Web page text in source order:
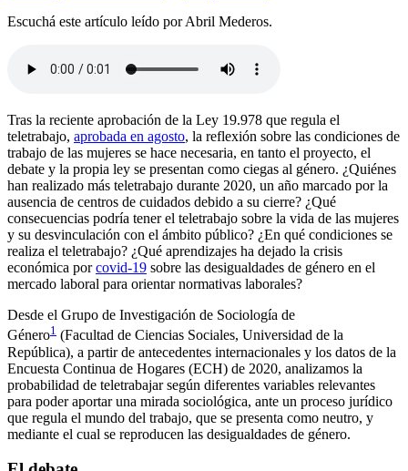
Escuchá este artículo leído por Abril Mederos.
Tras la reciente aprobación de la Ley 19.978 que regula el
teletrabajo, aprobada en agosto, la reflexión sobre las condiciones de
trabajo de las mujeres se hace necesaria, en tanto el proyecto, el
debate y la propia ley se presentan como ciegas al género. ¿Quiénes
han realizado más teletrabajo durante 2020, un año marcado por la
ausencia de centros de cuidados debido a su cierre? ¿Qué
consecuencias podría tener el teletrabajo sobre la vida de las mujeres
y su desvinculación con el ámbito público? ¿En qué condiciones se
realiza el teletrabajo? ¿Qué aprendizajes ha dejado la crisis
económica porcovid-19 sobre las desigualdades de género en el
mercado laboral para orientar normativas laborales?
Desde el Grupo de Investigación de Sociología de
Género1 (Facultad de Ciencias Sociales, Universidad de la
República), a partir de antecedentes internacionales y los datos de la
Encuesta Continua de Hogares (ECH) de 2020, analizamos la
probabilidad de teletrabajar según diferentes variables relevantes
para poder aportar una mirada sociológica, ante un proceso jurídico
que regula el mundo del trabajo, que se presenta como neutro, y
mediante el cual se reproducen las desigualdades de género.